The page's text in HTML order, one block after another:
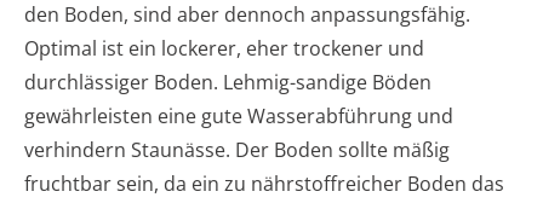
den Boden, sind aber dennoch anpassungsfähig.
Optimal ist ein lockerer, eher trockener und
durchlässiger Boden. Lehmig-sandige Böden
gewährleisten eine gute Wasserabführung und
verhindern Staunässe. Der Boden sollte mäßig
fruchtbar sein, da ein zu nährstoffreicher Boden das